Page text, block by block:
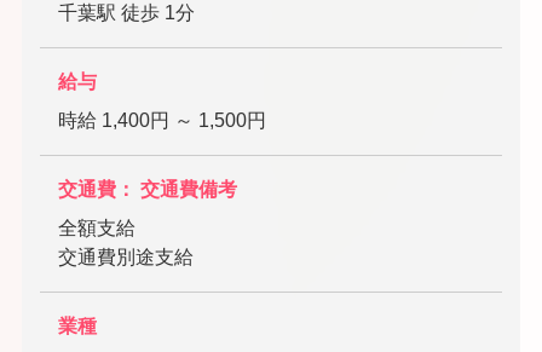
千葉駅 徒歩 1分
給与
時給 1,400円 ～ 1,500円
交通費： 交通費備考
全額支給
交通費別途支給
業種